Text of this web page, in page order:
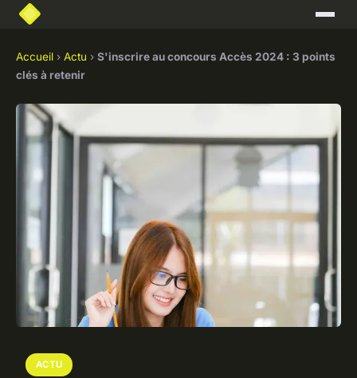
Accueil › Actu › S'inscrire au concours Accès 2024 : 3 points
clés à retenir
ACTU